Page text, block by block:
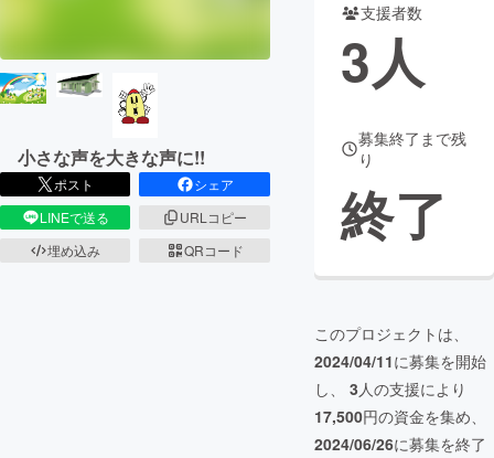
CAMPFIRE for Social Good CAMPFIRE Creation
CAMPFIREふるさと納税
コミュニティ
小さな声を大きな声に!!
ポスト
シェア
LINEで送る
URLコピー
埋め込み
QRコード
支援者数
3人
募集終了まで残
り
終了
このプロジェクトは、
2024/04/11に募集を開始
し、 3人の支援により
17,500円の資金を集め、
2024/06/26に募集を終了